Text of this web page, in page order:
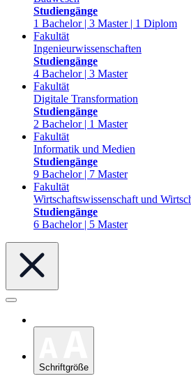
Studiengänge
1 Bachelor | 3 Master | 1 Diplom
Fakultät
Ingenieurwissenschaften
Studiengänge
4 Bachelor | 3 Master
Fakultät
Digitale Transformation
Studiengänge
2 Bachelor | 1 Master
Fakultät
Informatik und Medien
Studiengänge
9 Bachelor | 7 Master
Fakultät
Wirtschaftswissenschaft und
Studiengänge
6 Bachelor | 5 Master
Schriftgröße